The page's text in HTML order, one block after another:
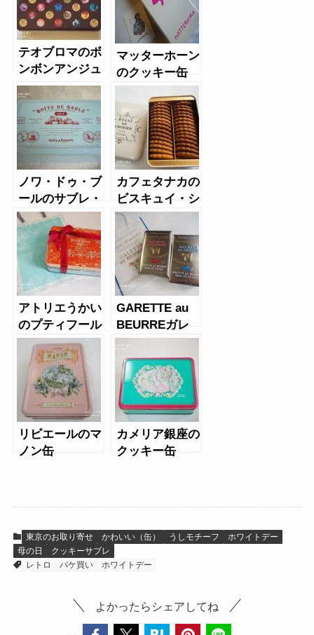
テオブロマのボ
ンボンアンジュ
（クッキー缶）
マッターホーン
のクッキー缶
ノワ・ドゥ・ブ
ールのサブレ・
アルソティ・サ
レ
カフェタナカの
ビスキュイ・シ
ンプリテ缶
アトリエうかい
のプティフール
セック小缶
GARETTE au
BEURREガレ
ットオブールの
カリテエキスト
ラ缶
リビエールのマ
ノン缶
カメリア銀座の
クッキー缶
東京のお取り寄せ かわいい（缶） うしモチーフ
ホワイトデー
母の日
クッキーサブレ
レトロ
パケ買い ホワイトデー
よかったらシェアしてね